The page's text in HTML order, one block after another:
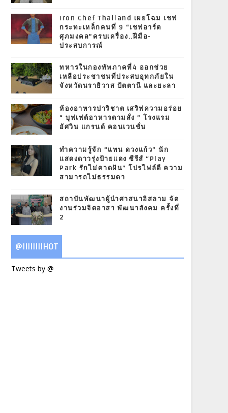
Iron Chef Thailand เผยโฉม เชฟ
กระทะเหล็กคนที่ 9 “เชฟอาร์ต
ศุภมงคล”ครบเครื่อง..ฝีมือ-
ประสบการณ์
ทหารในกองทัพภาคที่4 ออกช่วย
เหลือประชาชนที่ประสบอุทกภัยใน
จังหวัดนราธิวาส ปัตตานี และยะลา
ห้องอาหารปาริชาต เสริฟความอร่อย
“ บุฟเฟต์อาหารตามสั่ง ” โรงแรม
อัศวิน แกรนด์ คอนเวนชั่น
ทำความรู้จัก “แทน ดวงแก้ว” นัก
แสดงดาวรุ่งป้ายแดง ซีรีส์ “Play
Park รักไม่คาดฝัน” โปรไฟล์ดี ความ
สามารถไม่ธรรมดา
สถาบันพัฒนาผู้นำศาสนาอิสลาม จัด
งานร่วมจิตอาสา พัฒนาสังคม ครั้งที่
2
@IIIIIIIIHOT
Tweets by @